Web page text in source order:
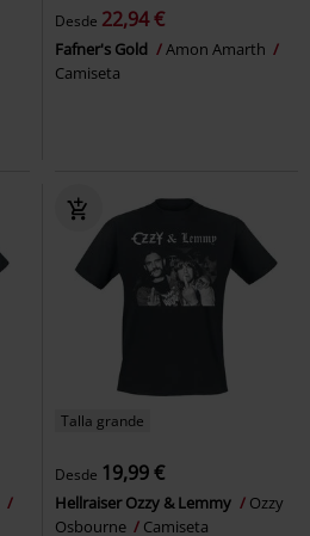
Desde 22,94 €
Fafner's Gold
Amon Amarth
Camiseta
Talla grande
Desde 19,99 €
Hellraiser Ozzy & Lemmy
Ozzy
Osbourne
Camiseta